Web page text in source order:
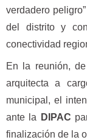
verdadero
del distrito y
conectividad
En la reunión,
arquitecta a
municipal, el
ante la
DIPAC
finalización de la